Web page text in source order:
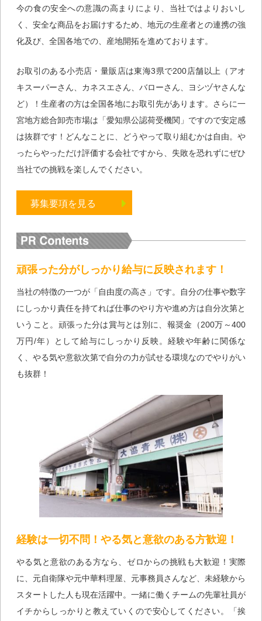
今の食の安全への意識の高まりにより、当社ではよりおいし
く、安全な商品をお届けするため、地元の生産者との連携の強
化及び、全国各地での、産地開拓を進めております。
お取引のある小売店・量販店は東海3県で200店舗以上（アオ
キスーパーさん、カネスエさん、バローさん、ヨシヅヤさんな
ど）！生産者の方は全国各地にお取引先があります。さらに一
宮地方総合卸売市場は「愛知県公認荷受機関」ですので安定感
は抜群です！どんなことに、どうやって取り組むかは自由。や
ったらやっただけ評価する会社ですから、失敗を恐れずにぜひ
当社での挑戦を楽しんでください。
募集要項を見る
頑張った分がしっかり給与に反映されます！
当社の特徴の一つが「自由度の高さ」です。自分の仕事や数字
にしっかり責任を持てれば仕事のやり方や進め方は自分次第と
いうこと。頑張った分は賞与とは別に、報奨金（200万～400
万円/年）として給与にしっかり反映。経験や年齢に関係な
く、やる気や意欲次第で自分の力が試せる環境なのでやりがい
も抜群！
経験は一切不問！やる気と意欲のある方歓迎！
やる気と意欲のある方なら、ゼロからの挑戦も大歓迎！実際
に、元自衛隊や元中華料理屋、元事務員さんなど、未経験から
スタートした人も現在活躍中。一緒に働くチームの先輩社員が
イチからしっかりと教えていくので安心してください。「挨